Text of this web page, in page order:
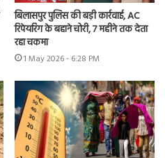
बिलासपुर पुलिस की बड़ी कार्रवाई, AC
रिपेयरिंग के बहाने चोरी, 7 महीने तक देता
रहा चकमा
1 May 2026 - 6:28 PM